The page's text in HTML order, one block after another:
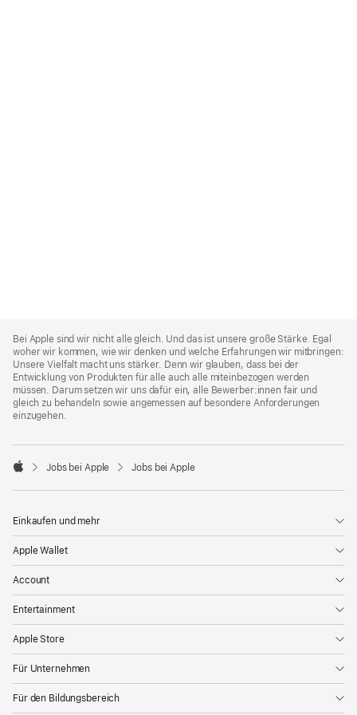
Footer
Bei Apple sind wir nicht alle gleich. Und das ist unsere große Stärke. Egal
woher wir kommen, wie wir denken und welche Erfahrungen wir mitbringen:
Unsere Vielfalt macht uns stärker. Denn wir glauben, dass bei der
Entwicklung von Produkten für alle auch alle miteinbezogen werden
müssen. Darum setzen wir uns dafür ein, alle Bewerber:innen fair und
gleich zu behandeln sowie angemessen auf besondere Anforderungen
einzugehen.

Jobs bei Apple Jobs bei Apple
Einkaufen und mehr
Apple Wallet
Account
Entertainment
Apple Store
Für Unternehmen
Für den Bildungsbereich